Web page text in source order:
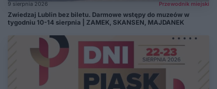
9 sierpnia 2026 Przewodnik miejski
Zwiedzaj Lublin bez biletu. Darmowe wstępy do muzeów w
tygodniu 10-14 sierpnia | ZAMEK, SKANSEN, MAJDANEK